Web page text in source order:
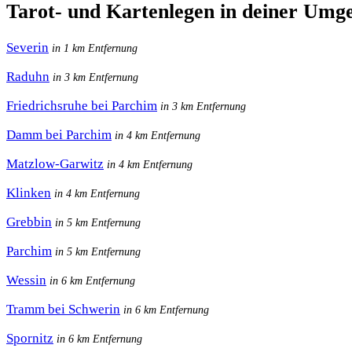
Tarot- und Kartenlegen in deiner
Severin in 1 km Entfernung
Raduhn in 3 km Entfernung
Friedrichsruhe bei Parchim in 3 km Entfernung
Damm bei Parchim in 4 km Entfernung
Matzlow-Garwitz in 4 km Entfernung
Klinken in 4 km Entfernung
Grebbin in 5 km Entfernung
Parchim in 5 km Entfernung
Wessin in 6 km Entfernung
Tramm bei Schwerin in 6 km Entfernung
Spornitz in 6 km Entfernung